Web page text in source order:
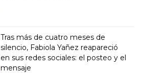
Tras más de cuatro meses de
silencio, Fabiola Yañez reapareció
en sus redes sociales: el posteo y el
mensaje